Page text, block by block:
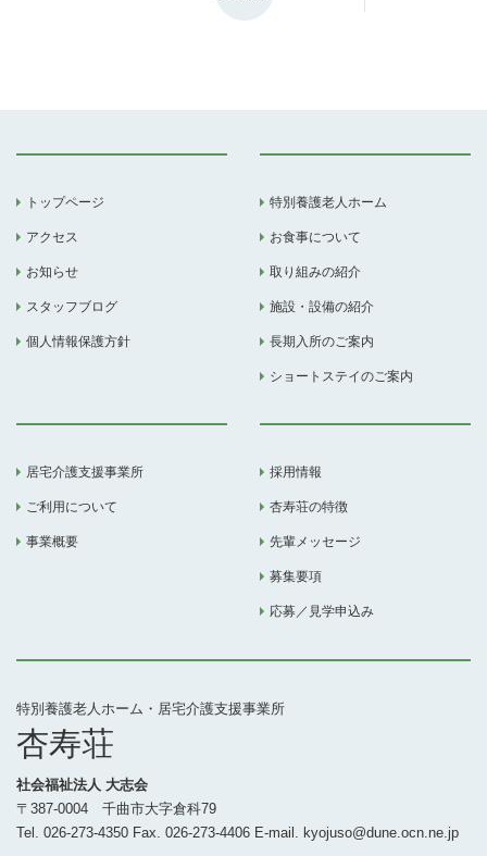
特別養護老人ホーム・居宅介護支援事業所
杏寿荘
社会福祉法人 大志会
〒387-0004 千曲市大字倉科79
Tel. 026-273-4350 Fax. 026-273-4406 E-mail. kyojuso@dune.ocn.ne.jp
トップページ
アクセス
お知らせ
スタッフブログ
個人情報保護方針
特別養護老人ホーム
お食事について
取り組みの紹介
施設・設備の紹介
長期入所のご案内
ショートステイのご案内
居宅介護支援事業所
ご利用について
事業概要
採用情報
杏寿荘の特徴
先輩メッセージ
募集要項
応募／見学申込み